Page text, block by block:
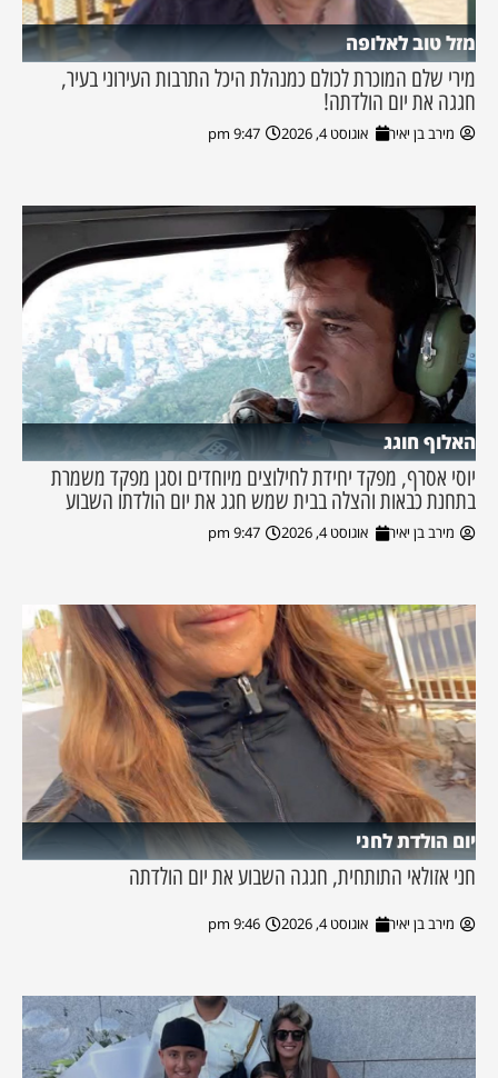
מזל טוב לאלופה
מירי שלם המוכרת לכולם כמנהלת היכל התרבות העירוני בעיר,
חגגה את יום הולדתה!
מירב בן יאיר אוגוסט 4, 2026 9:47 pm
האלוף חוגג
יוסי אסרף, מפקד יחידת לחילוצים מיוחדים וסגן מפקד משמרת
בתחנת כבאות והצלה בבית שמש חגג את יום הולדתו השבוע
מירב בן יאיר אוגוסט 4, 2026 9:47 pm
יום הולדת לחני
חני אזולאי התותחית, חגגה השבוע את יום הולדתה
מירב בן יאיר אוגוסט 4, 2026 9:46 pm